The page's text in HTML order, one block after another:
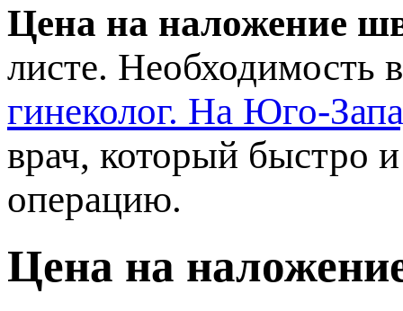
Цена на наложение
листе. Необходимость
инеколог. На Юго-
рач, который быстро
операцию.
Цена на